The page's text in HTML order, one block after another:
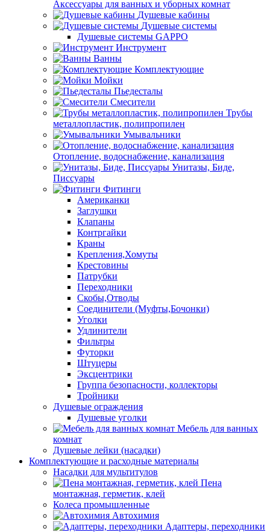
Аксессуары для ванных и уборных комнат
Душевые кабины
Душевые системы
Душевые системы GAPPO
Инструмент
Ванны
Комплектующие
Мойки
Пьедесталы
Смесители
Трубы
металлопластик, полипропилен
Умывальники
Отопление, водоснабжение, канализация
Унитазы, Биде,
Писсуары
Фитинги
Американки
Заглушки
Клапаны
Контргайки
Краны
Крепления,Хомуты
Крестовины
Патрубки
Переходники
Скобы,Отводы
Соединители (Муфты,Бочонки)
Уголки
Удлинители
Фильтры
Футорки
Штуцеры
Эксцентрики
Группа безопасности, коллекторы
Тройники
Душевые ограждения
Душевые уголки
Мебель для ванных
комнат
Душевые лейки (насадки)
Комплектующие и расходные материалы
Насадки для мультитулов
Пена
монтажная, герметик, клей
Колеса промышленные
Автохимия
Адаптеры, переходники